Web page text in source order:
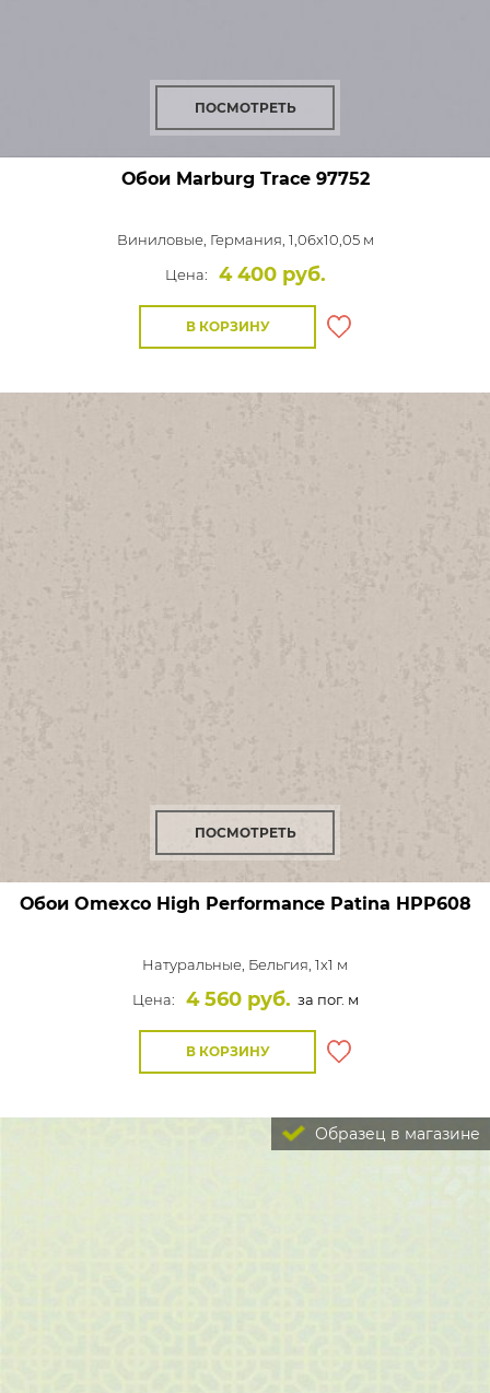
ПОСМОТРЕТЬ
Обои Marburg Trace97752
Виниловые, Германия, 1,06x10,05 м
Цена:
4 400 руб.
В КОРЗИНУ
ПОСМОТРЕТЬ
Обои Omexco High Performance Patina HPP608
Натуральные, Бельгия, 1x1 м
Цена:
4 560 руб. за пог. м
В КОРЗИНУ
Образец в магазине